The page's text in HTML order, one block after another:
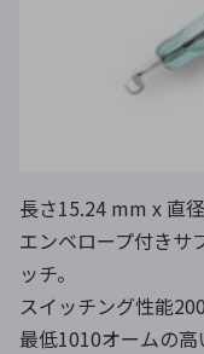
長さ15.24 mm x 直
エンベロープ付きサ
ッチ。
スイッチング性能
最低1010オームの